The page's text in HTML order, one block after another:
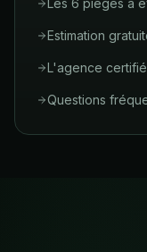
Estimation
L'agence
Questions